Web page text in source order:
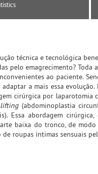
técnica e tecnológica
pelo emagrecimento?
ao paciente.
a mais essa
cirúrgica por laparotomia
(abdominoplastia
Essa abordagem cirúrgica,
baixa do tronco, de
roupas íntimas sensuais